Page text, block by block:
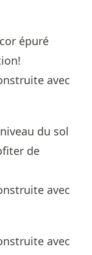
épuré
du sol
de